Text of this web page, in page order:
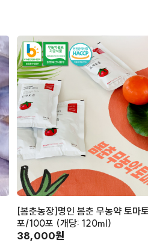
[봄춘농장]명인 봄춘 무농약 토마
포/100포 (개당: 120ml)
38,000원